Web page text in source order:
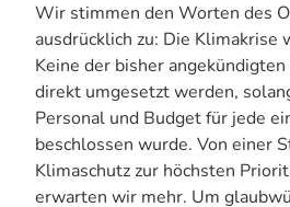
Wir stimmen den Worten des
ausdrücklich zu: Die Klimakrise
Keine der bisher
direkt umgesetzt werden,
Personal und Budget für jede
beschlossen wurde. Von einer
Klimaschutz zur höchsten
erwarten wir mehr. Um